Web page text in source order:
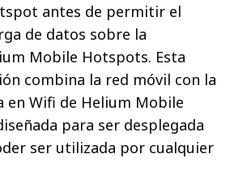
antes de permitir el
de datos sobre la
Mobile Hotspots. Esta
combina la red móvil con la
en Wifi de Helium Mobile
para ser desplegada
ser utilizada por cualquier